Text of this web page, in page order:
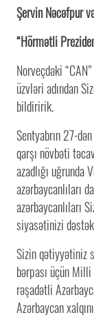
Şervin Nəcəfpur
“Hörmətli
Norveçdəki
üzvləri adından
bildiririk.
Sentyabrın 27-
qarşı növbəti
azadlığı uğrunda
azərbaycanlıları
azərbaycanlıları
siyasətinizi
Sizin qətiyyətiniz
bərpası üçün
rəşadətli
Azərbaycan